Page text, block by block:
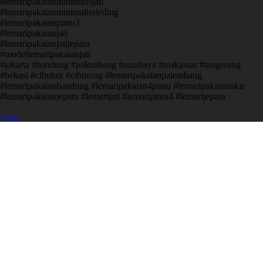
#lemaripakaianminimalissleding
#lemaripakaianpintu3
#lemaripakaianjati
#lemaripakaianjatijepara
#modellemaripakaianjati
#jakarta #bandung #palembang #surabaya #makassar #tangerang
#bekasi #cibubur #cibinong #lemaripakaianpalembang
#lemaripakaianbandung #lemaripakaian4pintu #lemaripakaianukir
#lemaripakaianjepara #lemarijati #lemaripintu4 #lemarijepara
Open